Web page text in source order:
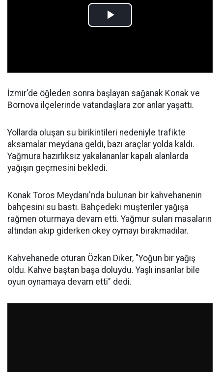
İzmir'de öğleden sonra başlayan sağanak Konak ve
Bornova ilçelerinde vatandaşlara zor anlar yaşattı.
Yollarda oluşan su birikintileri nedeniyle trafikte
aksamalar meydana geldi, bazı araçlar yolda kaldı.
Yağmura hazırlıksız yakalananlar kapalı alanlarda
yağışın geçmesini bekledi.
Konak Toros Meydanı'nda bulunan bir kahvehanenin
bahçesini su bastı. Bahçedeki müşteriler yağışa
rağmen oturmaya devam etti. Yağmur suları masaların
altından akıp giderken okey oymayı bırakmadılar.
Kahvehanede oturan Özkan Diker, "Yoğun bir yağış
oldu. Kahve baştan başa doluydu. Yaşlı insanlar bile
oyun oynamaya devam etti" dedi.